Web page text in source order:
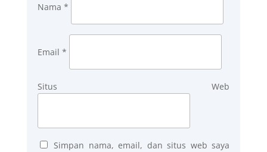
Nama *
Email *
Situs Web
Simpan nama, email, dan situs web saya